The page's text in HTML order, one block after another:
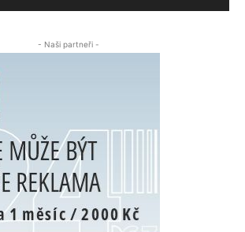
- Naši partneři -